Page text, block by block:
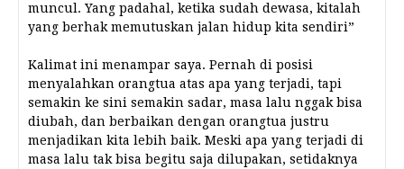
muncul. Yang padahal, ketika sudah dewasa, kitalah
yang berhak memutuskan jalan hidup kita sendiri”
Kalimat ini menampar saya. Pernah di posisi
menyalahkan orangtua atas apa yang terjadi, tapi
semakin ke sini semakin sadar, masa lalu nggak bisa
diubah, dan berbaikan dengan orangtua justru
menjadikan kita lebih baik. Meski apa yang terjadi di
masa lalu tak bisa begitu saja dilupakan, setidaknya